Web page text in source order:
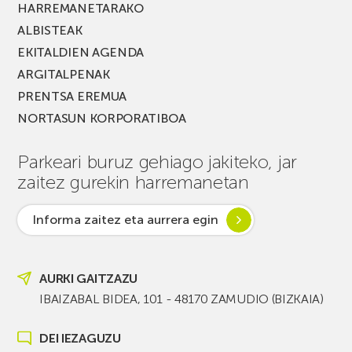
HARREMANETARAKO
ALBISTEAK
EKITALDIEN AGENDA
ARGITALPENAK
PRENTSA EREMUA
NORTASUN KORPORATIBOA
Parkeari buruz gehiago jakiteko, jar
zaitez gurekin harremanetan
Informa zaitez eta aurrera egin
AURKI GAITZAZU
IBAIZABAL BIDEA, 101 - 48170 ZAMUDIO (BIZKAIA)
DEI IEZAGUZU